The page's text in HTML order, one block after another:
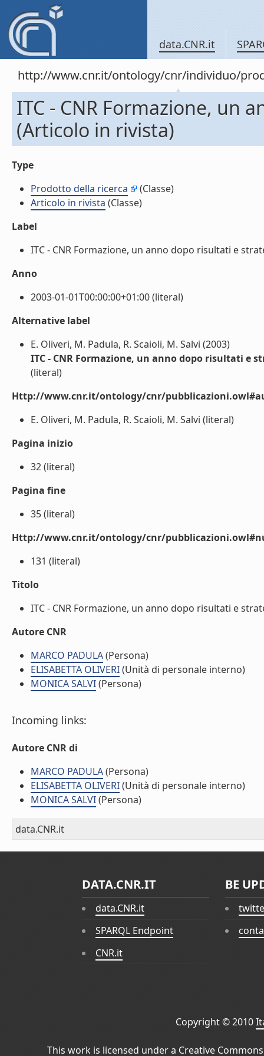
data.CNR.it
http://www.cnr.it/ontology/cnr/individuo/
ITC - CNR Formazione, un
(Articolo in rivista)
Type
Prodotto della ricerca
(Classe)
Articolo in rivista (Classe)
Label
ITC - CNR Formazione, un anno dopo risultati e
Anno
2003-01-01T00:00:00+01:00 (literal)
Alternative label
E. Oliveri, M. Padula, R. Scaioli, M. Salvi (2003)
ITC - CNR Formazione, un anno dopo risultati e
(literal)
Http://www.cnr.it/ontology/cnr/
E. Oliveri, M. Padula, R. Scaioli, M. Salvi (literal)
Pagina inizio
32 (literal)
Pagina fine
35 (literal)
Http://www.cnr.it/ontology/cnr/
131 (literal)
Titolo
ITC - CNR Formazione, un anno dopo risultati e
Autore CNR
MARCO PADULA(Persona)
ELISABETTA OLIVERI(Unità di personale interno)
MONICA SALVI(Persona)
Incoming links:
Autore CNR di
MARCO PADULA(Persona)
ELISABETTA OLIVERI(Unità di personale interno)
MONICA SALVI(Persona)
data.CNR.it
DATA.CNR.IT
data.CNR.it
SPARQL Endpoint
CNR.it
BE
Copyright © 2010
This work is licensed under a Creative